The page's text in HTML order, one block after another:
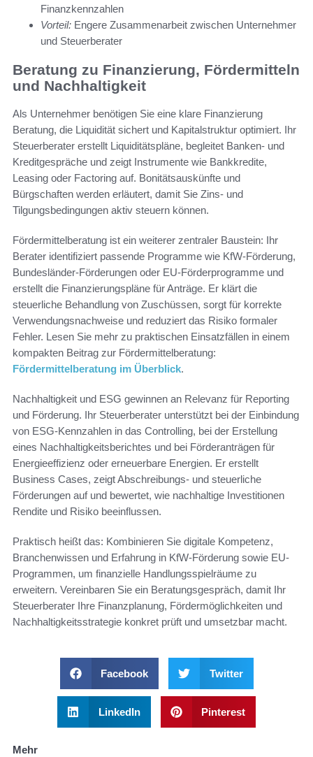
Finanzkennzahlen
Vorteil: Engere Zusammenarbeit zwischen Unternehmer
und Steuerberater
Beratung zu Finanzierung, Fördermitteln
und Nachhaltigkeit
Als Unternehmer benötigen Sie eine klare Finanzierung
Beratung, die Liquidität sichert und Kapitalstruktur optimiert. Ihr
Steuerberater erstellt Liquiditätspläne, begleitet Banken- und
Kreditgespräche und zeigt Instrumente wie Bankkredite,
Leasing oder Factoring auf. Bonitätsauskünfte und
Bürgschaften werden erläutert, damit Sie Zins- und
Tilgungsbedingungen aktiv steuern können.
Fördermittelberatung ist ein weiterer zentraler Baustein: Ihr
Berater identifiziert passende Programme wie KfW-Förderung,
Bundesländer-Förderungen oder EU-Förderprogramme und
erstellt die Finanzierungspläne für Anträge. Er klärt die
steuerliche Behandlung von Zuschüssen, sorgt für korrekte
Verwendungsnachweise und reduziert das Risiko formaler
Fehler. Lesen Sie mehr zu praktischen Einsatzfällen in einem
kompakten Beitrag zur Fördermittelberatung:
Fördermittelberatung im Überblick.
Nachhaltigkeit und ESG gewinnen an Relevanz für Reporting
und Förderung. Ihr Steuerberater unterstützt bei der Einbindung
von ESG-Kennzahlen in das Controlling, bei der Erstellung
eines Nachhaltigkeitsberichtes und bei Förderanträgen für
Energieeffizienz oder erneuerbare Energien. Er erstellt
Business Cases, zeigt Abschreibungs- und steuerliche
Förderungen auf und bewertet, wie nachhaltige Investitionen
Rendite und Risiko beeinflussen.
Praktisch heißt das: Kombinieren Sie digitale Kompetenz,
Branchenwissen und Erfahrung in KfW-Förderung sowie EU-
Programmen, um finanzielle Handlungsspielräume zu
erweitern. Vereinbaren Sie ein Beratungsgespräch, damit Ihr
Steuerberater Ihre Finanzplanung, Fördermöglichkeiten und
Nachhaltigkeitsstrategie konkret prüft und umsetzbar macht.
Facebook Twitter
LinkedIn Pinterest
Mehr